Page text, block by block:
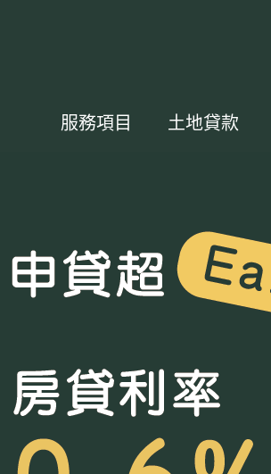
服務項目 土地貸款